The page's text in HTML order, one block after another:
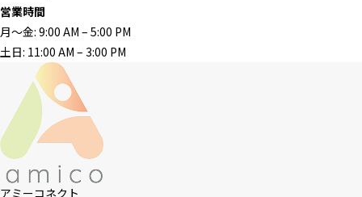
営業時間
月〜金: 9:00 AM – 5:00 PM
土日: 11:00 AM – 3:00 PM
アミーコネクト